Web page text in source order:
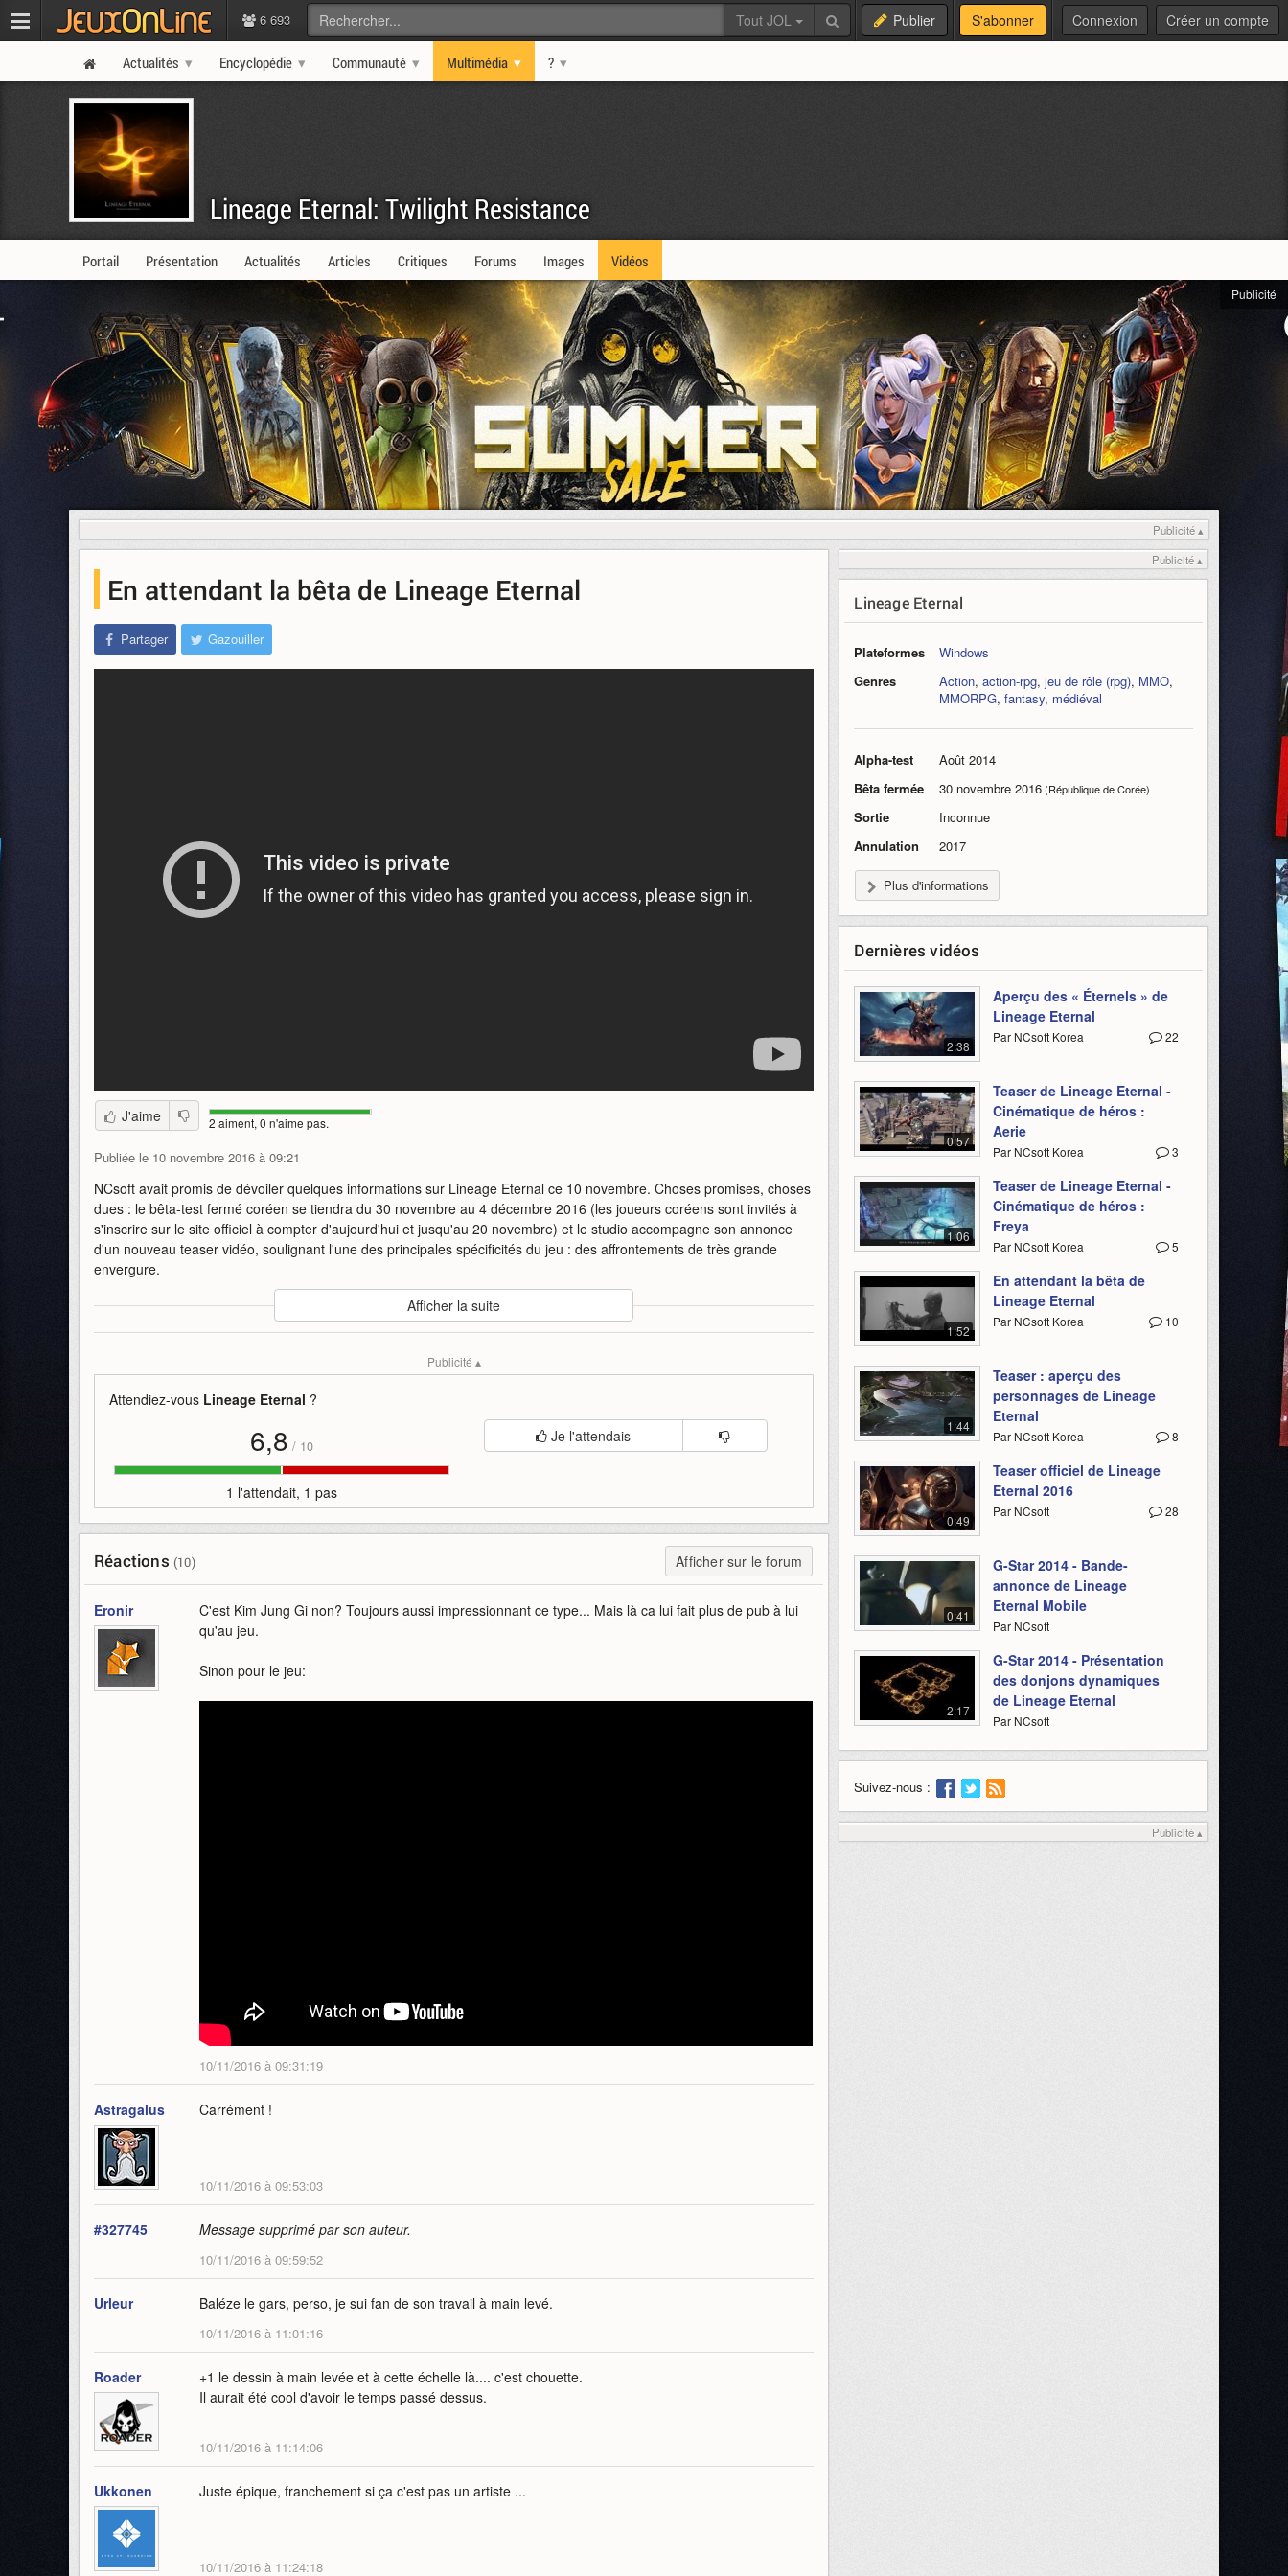
6 693 Tout JOL Publier S'abonner Connexion Créer un compte
Actualités Encyclopédie Communauté Multimédia ?
Lineage Eternal: Twilight Resistance
Portail Présentation Actualités Articles Critiques Forums Images Vidéos
Publicité
Publicité ▴
En attendant la bêta de Lineage Eternal
Partager Gazouiller
J'aime 2 aiment, 0 n'aime pas.
Publiée le 10 novembre 2016 à 09:21
NCsoft avait promis de dévoiler quelques informations sur Lineage Eternal ce 10 novembre. Choses promises, choses
dues : le bêta-test fermé coréen se tiendra du 30 novembre au 4 décembre 2016 (les joueurs coréens sont invités à
s'inscrire sur le site officiel à compter d'aujourd'hui et jusqu'au 20 novembre) et le studio accompagne son annonce
d'un nouveau teaser vidéo, soulignant l'une des principales spécificités du jeu : des affrontements de très grande
envergure.
Afficher la suite
Publicité ▴
Attendiez-vous Lineage Eternal ?
6,8 / 10
1 l'attendait, 1 pas
Je l'attendais
Réactions (10) Afficher sur le forum
Eronir
C'est Kim Jung Gi non? Toujours aussi impressionnant ce type... Mais là ca lui fait plus de pub à lui
qu'au jeu.
Sinon pour le jeu:
10/11/2016 à 09:31:19
Astragalus Carrément !
10/11/2016 à 09:53:03
#327745 Message supprimé par son auteur.
10/11/2016 à 09:59:52
Urleur Baléze le gars, perso, je sui fan de son travail à main levé.
10/11/2016 à 11:01:16
Roader
+1 le dessin à main levée et à cette échelle là.... c'est chouette.
Il aurait été cool d'avoir le temps passé dessus.
10/11/2016 à 11:14:06
Ukkonen Juste épique, franchement si ça c'est pas un artiste ...
10/11/2016 à 11:24:18
Publicité ▴
Lineage Eternal
Plateformes
Windows
Genres
Action,action-rpg,jeu de rôle (rpg), MMO,
MMORPG,fantasy, médiéval
Alpha-test
Août 2014
Bêta fermée
30 novembre 2016(République de Corée)
Sortie
Inconnue
Annulation
2017
Plus d'informations
Dernières vidéos
2:38
Aperçu des « Éternels » de
Lineage Eternal
22
Par NCsoft Korea
0:57
Teaser de Lineage Eternal -
Cinématique de héros :
Aerie
3
Par NCsoft Korea
1:06
Teaser de Lineage Eternal -
Cinématique de héros :
Freya
5
Par NCsoft Korea
1:52
En attendant la bêta de
Lineage Eternal
10
Par NCsoft Korea
1:44
Teaser : aperçu des
personnages de Lineage
Eternal
8
Par NCsoft Korea
0:49
Teaser officiel de Lineage
Eternal 2016
28
Par NCsoft
0:41
G-Star 2014 - Bande-
annonce de Lineage
Eternal Mobile
Par NCsoft
2:17
G-Star 2014 - Présentation
des donjons dynamiques
de Lineage Eternal
Par NCsoft
Suivez-nous :
Publicité ▴